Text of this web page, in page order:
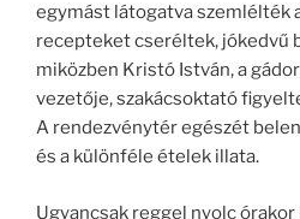
egymást látogatva szemlélték
recepteket cseréltek, jókedvű
miközben Kristó István, a
vezetője, szakácsoktató
A rendezvénytér egészét
és a különféle ételek illata.
Ugyancsak reggel nyolc